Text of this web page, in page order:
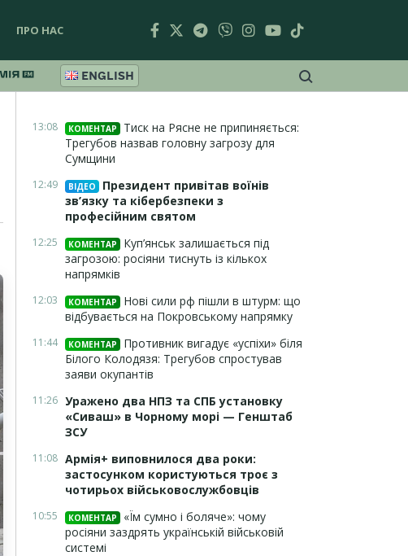
ПРО НАС
ENGLISH
13:08 КОМЕНТАР
Тиск на Рясне не припиняється:
Трегубов назвав головну загрозу для
Сумщини
12:49 ВІДЕО
Президент привітав воїнів
зв’язку та кібербезпеки з
професійним святом
12:25 КОМЕНТАР
Куп’янськ залишається під
загрозою: росіяни тиснуть із кількох
напрямків
12:03 КОМЕНТАР
Нові сили рф пішли в штурм: що
відбувається на Покровському напрямку
11:44 КОМЕНТАР
Противник вигадує «успіхи» біля
Білого Колодязя: Трегубов спростував
заяви окупантів
11:26 Уражено два НПЗ та СПБ установку
«Сиваш» в Чорному морі — Генштаб
ЗСУ
11:08 Армія+ виповнилося два роки:
застосунком користуються троє з
чотирьох військовослужбовців
10:55 КОМЕНТАР
«Їм сумно і боляче»: чому
росіяни заздрять українській військовій
системі